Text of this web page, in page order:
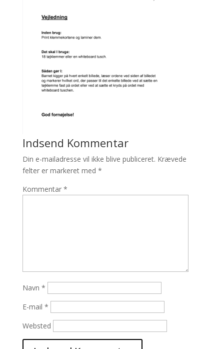
Indsend Kommentar
Din e-mailadresse vil ikke blive publiceret. Krævede
felter er markeret med *
Kommentar *
Navn *
E-mail *
Websted